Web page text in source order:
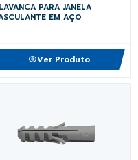
PARA JANELA
EM AÇO
Ver Produto